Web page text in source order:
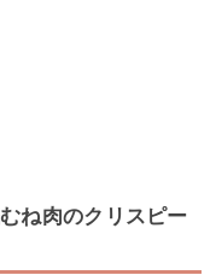
ね肉のクリスピー